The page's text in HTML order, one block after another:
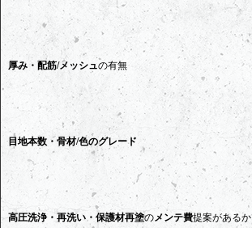
厚み・配筋/メッシュの有無
目地本数・骨材/色のグレード
高圧洗浄・再洗い・保護材再塗のメンテ費提案があるか